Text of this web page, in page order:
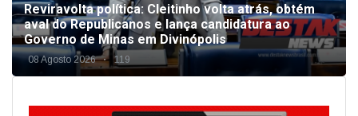
Reviravolta política: Cleitinho volta atrás, obtém
aval do Republicanos e lança candidatura ao
Governo de Minas em Divinópolis
08 Agosto 2026 119